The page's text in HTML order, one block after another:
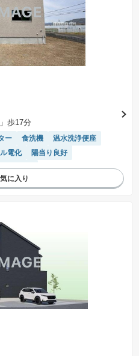
歩17分
ー 食洗機
温水洗浄便座
電化
陽当り良好
2個以上